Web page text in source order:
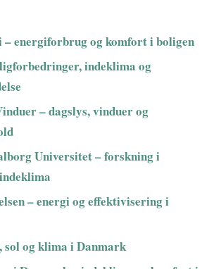
– energiforbrug og komfort i boligen
indeklima og
– dagslys, vinduer og
Universitet – forskning i
– energi og effektivisering i
og klima i Danmark